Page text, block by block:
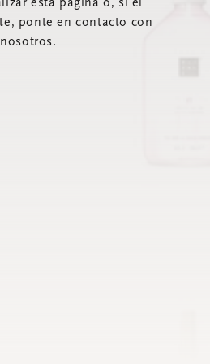
esta página o, si el
ponte en contacto con
nosotros.